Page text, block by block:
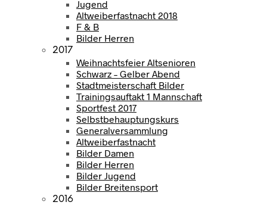
Jugend
Altweiberfastnacht 2018
F & B
Bilder Herren
2017
Weihnachtsfeier Altsenioren
Schwarz – Gelber Abend
Stadtmeisterschaft Bilder
Trainingsauftakt 1 Mannschaft
Sportfest 2017
Selbstbehauptungskurs
Generalversammlung
Altweiberfastnacht
Bilder Damen
Bilder Herren
Bilder Jugend
Bilder Breitensport
2016